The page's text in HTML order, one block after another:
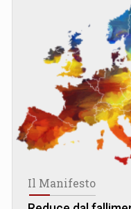
Il Manifesto